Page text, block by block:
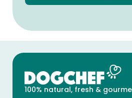
100% natural, fresh &